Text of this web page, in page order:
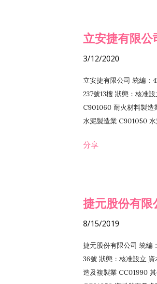
立安捷有限公
3/12/2020
立安捷有限公司 統編：
237號13樓 狀態：核准
C901060 耐火材料製造
水泥製造業 C901050
EZ99990 其他工程業
分享
捷元股份有限
8/15/2019
捷元股份有限公司 統編
36號 狀態：核准設立
造及複製業 CC01990